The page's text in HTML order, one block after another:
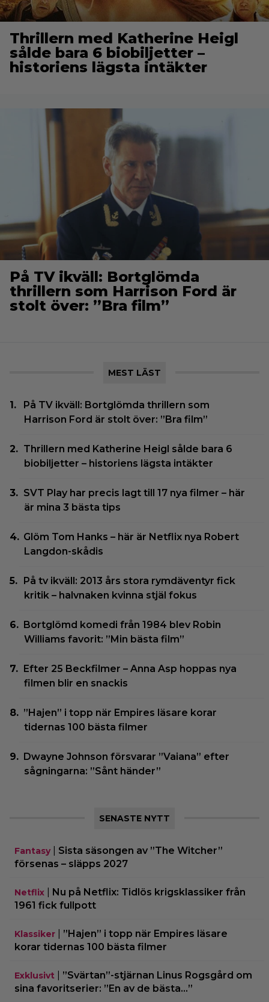
Thrillern med Katherine Heigl
sålde bara 6 biobiljetter –
historiens lägsta intäkter
På TV ikväll: Bortglömda
thrillern som Harrison Ford är
stolt över: ”Bra film”
MEST LÄST
På TV ikväll: Bortglömda thrillern som
Harrison Ford är stolt över: ”Bra film”
Thrillern med Katherine Heigl sålde bara 6
biobiljetter – historiens lägsta intäkter
SVT Play har precis lagt till 17 nya filmer – här
är mina 3 bästa tips
Glöm Tom Hanks – här är Netflix nya Robert
Langdon-skådis
På tv ikväll: 2013 års stora rymdäventyr fick
kritik – halvnaken kvinna stjäl fokus
Bortglömd komedi från 1984 blev Robin
Williams favorit: ”Min bästa film”
Efter 25 Beckfilmer – Anna Asp hoppas nya
filmen blir en snackis
”Hajen” i topp när Empires läsare korar
tidernas 100 bästa filmer
Dwayne Johnson försvarar ”Vaiana” efter
sågningarna: ”Sånt händer”
SENASTE NYTT
Fantasy| Sista säsongen av ”The Witcher”
försenas – släpps 2027
Netflix
Nu på Netflix: Tidlös krigsklassiker från
1961 fick fullpott
Klassiker
”Hajen” i topp när Empires läsare
korar tidernas 100 bästa filmer
Exklusivt
”Svärtan”-stjärnan Linus Rogsgård om
sina favoritserier: ”En av de bästa…”